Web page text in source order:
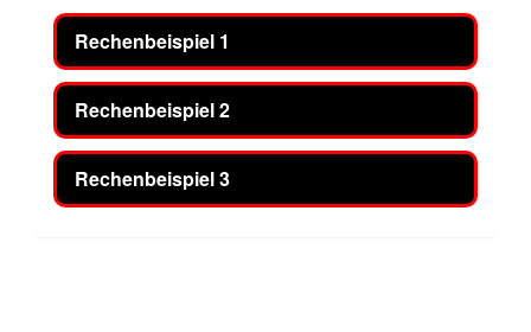
Rechenbeispiel 1
Rechenbeispiel 2
Rechenbeispiel 3